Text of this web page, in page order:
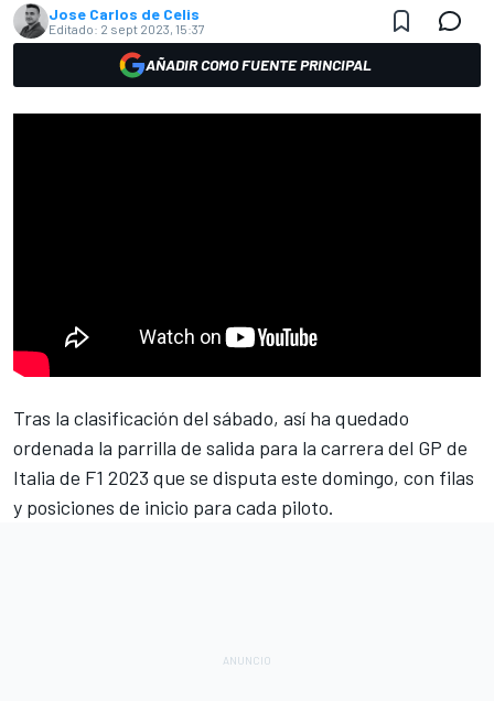
Jose Carlos de Celis
Editado: 2 sept 2023, 15:37
AÑADIR COMO FUENTE PRINCIPAL
Tras la clasificación del sábado, así ha quedado
ordenada la parrilla de salida para la carrera del GP de
Italia de F1 2023 que se disputa este domingo, con filas
y posiciones de inicio para cada piloto.